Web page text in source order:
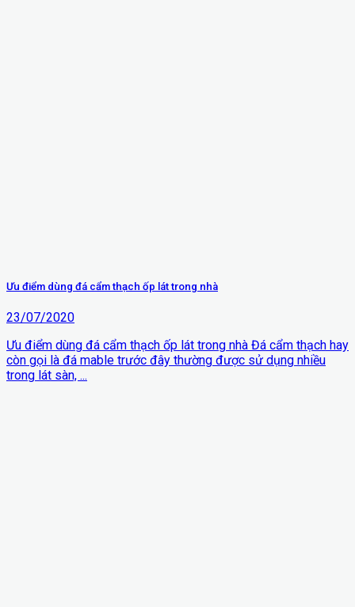
Ưu điểm dùng đá cẩm thạch ốp lát trong nhà
23/07/2020
Ưu điểm dùng đá cẩm thạch ốp lát trong nhà Đá cẩm thạch hay
còn gọi là đá mable trước đây thường được sử dụng nhiều
trong lát sàn, ...